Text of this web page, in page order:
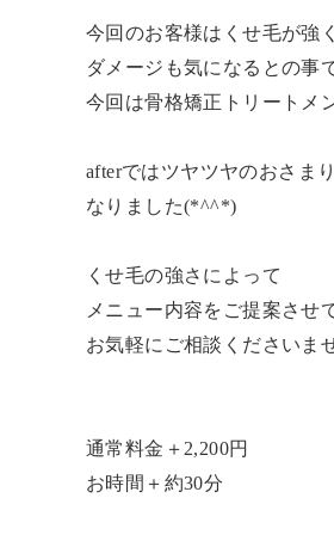
今回のお客様はくせ毛が強く
ダメージも気になるとの事
今回は骨格矯正トリートメ
afterではツヤツヤのおさま
なりました(*^^*)
くせ毛の強さによって
メニュー内容をご提案させ
お気軽にご相談くださいま
通常料金＋2,200円
お時間＋約30分